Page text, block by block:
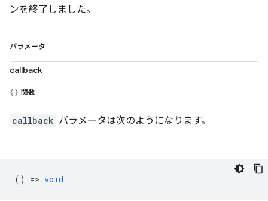
ンを終了しました。
パラメータ
callback
関数
callback パラメータは次のようになります。
() => void